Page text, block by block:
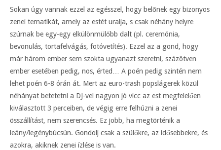
Sokan úgy vannak ezzel az egésszel, hogy belőnek egy bizonyos
zenei tematikát, amely az estét uralja, s csak néhány helyre
szúrnak be egy-egy elkülönmülőbb dalt (pl. ceremónia,
bevonulás, tortafelvágás, fotóvetítés). Ezzel az a gond, hogy
már három ember sem szokta ugyanazt szeretni, százötven
ember esetében pedig, nos, érted… A poén pedig szintén nem
lehet poén 6-8 órán át. Mert az euro-trash popslágerek közül
néhányat betetetni a DJ-vel nagyon jó vicc az est megfelelően
kiválasztott 3 perceiben, de végig erre felhúzni a zenei
összállítást, nem szerencsés. Ez jobb, ha megtörténik a
leány/legénybúcsún. Gondolj csak a szülőkre, az idősebbekre, és
azokra, akiknek zenei ízlése is van.